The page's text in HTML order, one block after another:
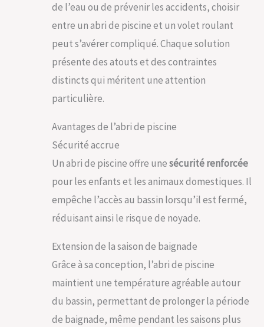
de l’eau ou de prévenir les accidents, choisir
entre un abri de piscine et un volet roulant
peut s’avérer compliqué. Chaque solution
présente des atouts et des contraintes
distincts qui méritent une attention
particulière.
Avantages de l’abri de piscine
Sécurité accrue
Un abri de piscine offre unesécurité renforcée
pour les enfants et les animaux domestiques. Il
empêche l’accès au bassin lorsqu’il est fermé,
réduisant ainsi le risque de noyade.
Extension de la saison de baignade
Grâce à sa conception, l’abri de piscine
maintient une température agréable autour
du bassin, permettant de prolonger la période
de baignade, même pendant les saisons plus